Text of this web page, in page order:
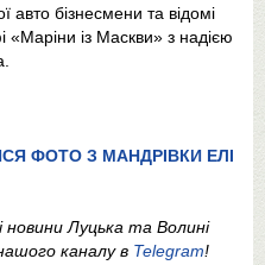
авто бізнесмени та відомі
«Маріни із Маскви» з надією
ФОТО З МАНДРІВКИ ЕЛІ
новини Луцька та Волині
каналу в Telegram!